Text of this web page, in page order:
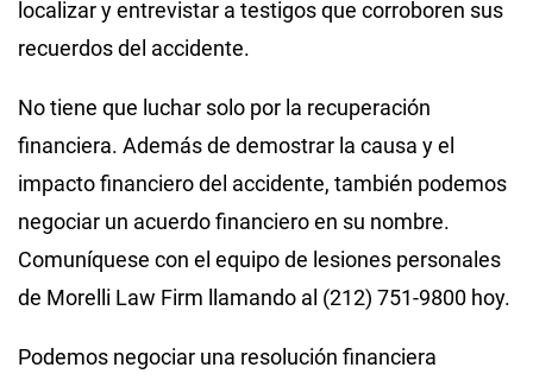
localizar y entrevistar a testigos que corroboren sus
recuerdos del accidente.
No tiene que luchar solo por la recuperación
financiera. Además de demostrar la causa y el
impacto financiero del accidente, también podemos
negociar un acuerdo financiero en su nombre.
Comuníquese con el equipo de lesiones personales
de Morelli Law Firm llamando al (212) 751-9800 hoy.
Podemos negociar una resolución financiera